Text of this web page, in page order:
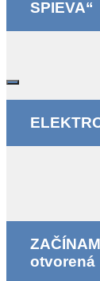
SPIEVA“
otvorená